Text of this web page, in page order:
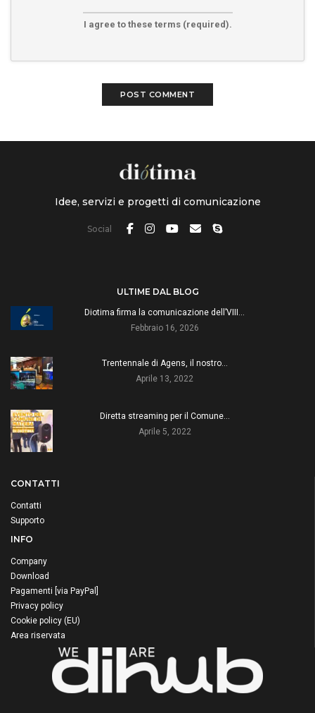
I agree to these terms (required).
Idee, servizi e progetti di comunicazione
Social
ULTIME DAL BLOG
Diotima firma la comunicazione dell’VIII…
Febbraio 16, 2026
Trentennale di Agens, il nostro…
Aprile 13, 2022
Diretta streaming per il Comune…
Aprile 5, 2022
CONTATTI
Contatti
Supporto
INFO
Company
Download
Pagamenti [via PayPal]
Privacy policy
Cookie policy (EU)
Area riservata